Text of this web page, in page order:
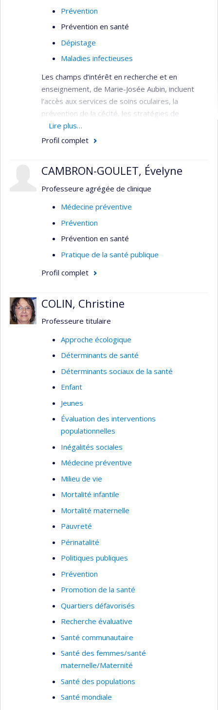
Prévention
Prévention en santé
Dépistage
Maladies infectieuses
Les champs d’intérêt en recherche et en
enseignement, de Marie-Josée Aubin, incluent
l’accès aux services de soins oculaires, la
prévention de la cécité, les stratégies de
dépistage en ophtalmologie et l’étude des
maladies oculaires infectieuses et inflammatoires.
médecine et une spécialité en ophtalmologie. Elle
enseigne aussi au Département de médecine
sociale et préventive de l’École de santé publique
de l’Université de Montréal (ESPUM), ainsiq qu'à
Thèmes de recherche
Accessibilité aux services de santé
systèmes de soins
multicentrique de la dégénérescence
rétinienne liée à l’âge
Connaissances, attitudes et expériences
des services de santé oculaire chez des
sujets atteints de dégénérescence
maculaire liée à l’âge (DMLA)
Lire plus…
Profil complet
CAMBRON-GOULET, Évelyne
Professeure agrégée de clinique
Médecine préventive
Prévention
Prévention en santé
Pratique de la santé publique
Profil complet
COLIN, Christine
Professeure titulaire
Approche écologique
Déterminants de santé
Déterminants sociaux de la santé
Enfant
Jeunes
Évaluation des interventions
populationnelles
Inégalités sociales
Médecine préventive
Milieu de vie
Mortalité infantile
Mortalité maternelle
Pauvreté
Périnatalité
Politiques publiques
Prévention
Promotion de la santé
Quartiers défavorisés
Recherche évaluative
Santé communautaire
Santé des femmes/santé
maternelle/Maternité
Santé des populations
Santé mondiale